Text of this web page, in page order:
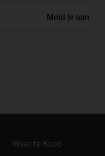
Meld je aan
Waar te Koop